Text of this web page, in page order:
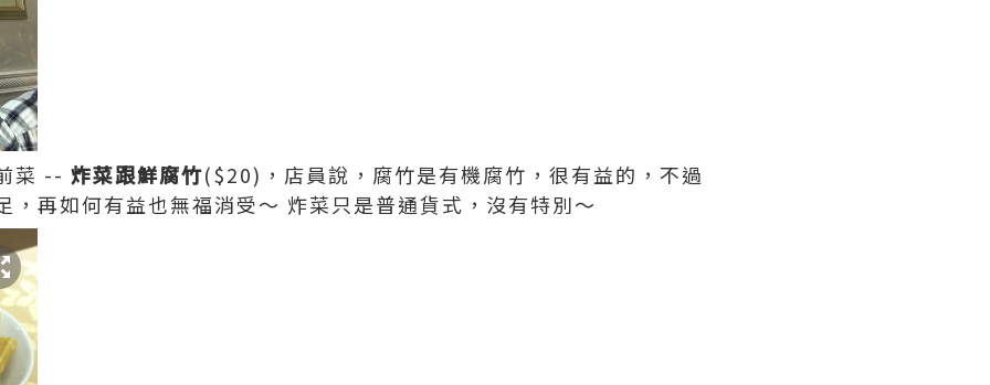
菜 -- 炸菜跟鮮腐竹($20)，店員說，腐竹是有機腐竹，很有益的，不過
，再如何有益也無福消受～ 炸菜只是普通貨式，沒有特別～